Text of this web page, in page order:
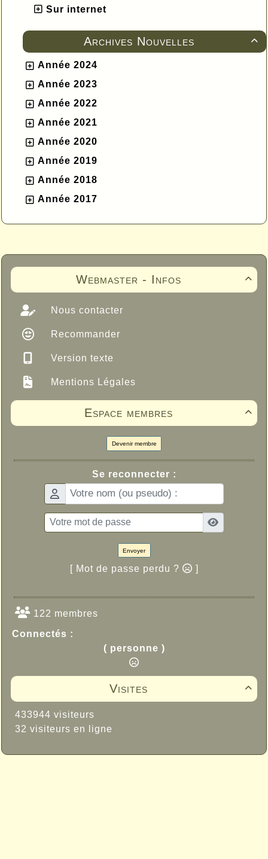
Sur internet

Archives Nouvelles
Année 2024
Année 2023
Année 2022
Année 2021
Année 2020
Année 2019
Année 2018
Année 2017

Webmaster - Infos
Nous contacter
Recommander
Version texte
Mentions Légales

Espace membres
Devenir membre
Se reconnecter :
Envoyer
[ Mot de passe perdu ? ]
122 membres
Connectés :
( personne )

Visites
433944 visiteurs
32 visiteurs en ligne